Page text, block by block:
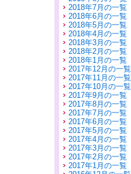
2018年7月の一覧
2018年6月の一覧
2018年5月の一覧
2018年4月の一覧
2018年3月の一覧
2018年2月の一覧
2018年1月の一覧
2017年12月の一覧
2017年11月の一覧
2017年10月の一覧
2017年9月の一覧
2017年8月の一覧
2017年7月の一覧
2017年6月の一覧
2017年5月の一覧
2017年4月の一覧
2017年3月の一覧
2017年2月の一覧
2017年1月の一覧